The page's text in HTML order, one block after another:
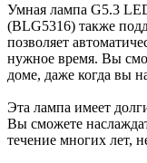
Умная лампа G5.3
(BLG5316) также
позволяет
нужное время. Вы
доме, даже когда вы
Эта лампа имеет
Вы сможете
течение многих лет,